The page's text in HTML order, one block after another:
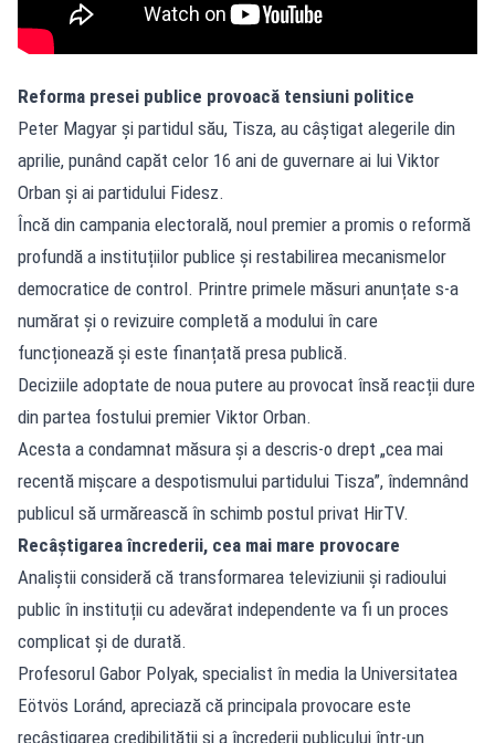
Reforma presei publice provoacă tensiuni politice
Peter Magyar și partidul său, Tisza, au câștigat alegerile din
aprilie, punând capăt celor 16 ani de guvernare ai lui Viktor
Orban și ai partidului Fidesz.
Încă din campania electorală, noul premier a promis o reformă
profundă a instituțiilor publice și restabilirea mecanismelor
democratice de control. Printre primele măsuri anunțate s-a
numărat și o revizuire completă a modului în care
funcționează și este finanțată presa publică.
Deciziile adoptate de noua putere au provocat însă reacții dure
din partea fostului premier Viktor Orban.
Acesta a condamnat măsura și a descris-o drept „cea mai
recentă mișcare a despotismului partidului Tisza”, îndemnând
publicul să urmărească în schimb postul privat HirTV.
Recâștigarea încrederii, cea mai mare provocare
Analiștii consideră că transformarea televiziunii și radioului
public în instituții cu adevărat independente va fi un proces
complicat și de durată.
Profesorul Gabor Polyak, specialist în media la Universitatea
Eötvös Loránd, apreciază că principala provocare este
recâștigarea credibilității și a încrederii publicului într-un